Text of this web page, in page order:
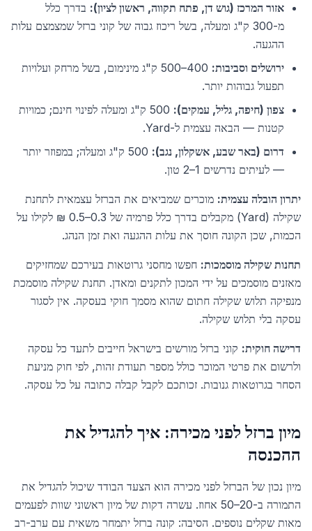
אזור המרכז (גוש דן, פתח תקווה, ראשון לציון): בדרך כלל
מ-300 ק"ג ומעלה, בשל ריכוז גבוה של קוני ברזל שמצמצם עלות
ההגעה.
ירושלים וסביבות:
400–500 ק"ג מינימום, בשל מרחק ועלויות
תפעול גבוהות יותר.
צפון (חיפה, גליל, עמקים):
500 ק"ג ומעלה לפינוי חינם; כמויות
קטנות — הבאה עצמית ל-Yard.
דרום (באר שבע, אשקלון, נגב):
500 ק"ג ומעלה; במפוזר יותר
— לעיתים נדרשים 1–2 טון.
יתרון הובלה עצמית: מוכרים שמביאים את הברזל עצמאית לתחנת
שקילה (Yard) מקבלים בדרך כלל פרמיה של 0.3–0.5 ₪ לקילו על
הכמות, שכן הקונה חוסך את עלות ההגעה ואת זמן הנהג.
תחנות שקילה מוסמכות: חפשו מחסני גרוטאות בעירכם שמחזיקים
מאזנים מוסמכים על ידי המכון לתקנים ומאדן. תחנת שקילה מוסמכת
מנפיקה תלוש שקילה חתום שהוא מסמך חוקי בעסקה. אין לסגור
עסקה בלי תלוש שקילה.
דרישה חוקית: קוני ברזל מורשים בישראל חייבים לתעד כל עסקה
ולרשום את פרטי המוכר כולל מספר תעודת זהות, לפי חוק מניעת
הסחר בגרוטאות גנובות. זכותכם לקבל קבלה כתובה על כל עסקה.
מיון ברזל לפני מכירה: איך להגדיל את
ההכנסה
מיון נכון של הברזל לפני מכירה הוא הצעד הבודד שיכול להגדיל את
התמורה ב-20–50 אחוז. עשרה דקות של מיון ראשוני שוות לפעמים
מאות שקלים נוספים. הסיבה: קונה ברזל יתמחר משאית עם ערב-רב